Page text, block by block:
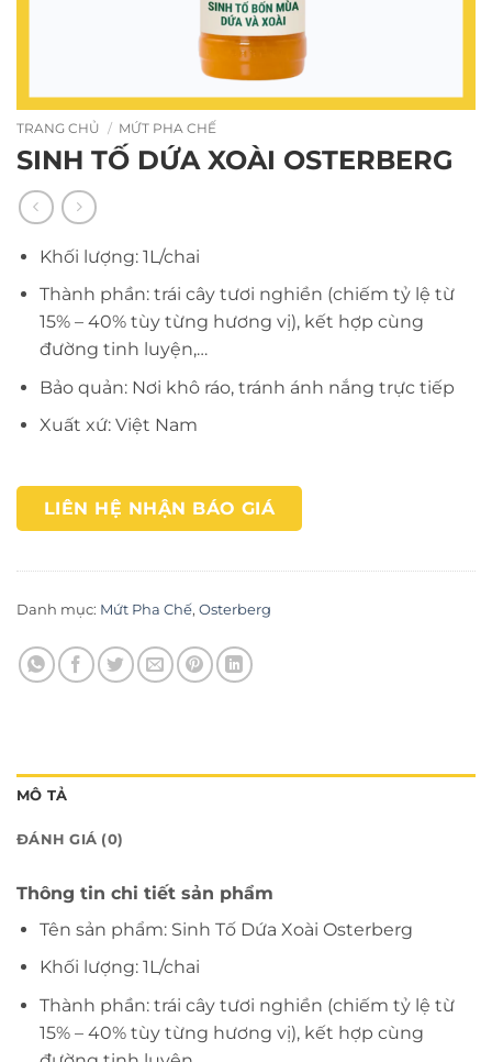
TRANG CHỦ / MỨT PHA CHẾ
SINH TỐ DỨA XOÀI OSTERBERG
Khối lượng: 1L/chai
Thành phần: trái cây tươi nghiền (chiếm tỷ lệ từ
15% – 40% tùy từng hương vị), kết hợp cùng
đường tinh luyện,…
Bảo quản: Nơi khô ráo, tránh ánh nắng trực tiếp
Xuất xứ: Việt Nam
LIÊN HỆ NHẬN BÁO GIÁ
Danh mục: Mứt Pha Chế, Osterberg
MÔ TẢ
ĐÁNH GIÁ (0)
Thông tin chi tiết sản phẩm
Tên sản phẩm: Sinh Tố Dứa Xoài Osterberg
Khối lượng: 1L/chai
Thành phần: trái cây tươi nghiền (chiếm tỷ lệ từ
15% – 40% tùy từng hương vị), kết hợp cùng